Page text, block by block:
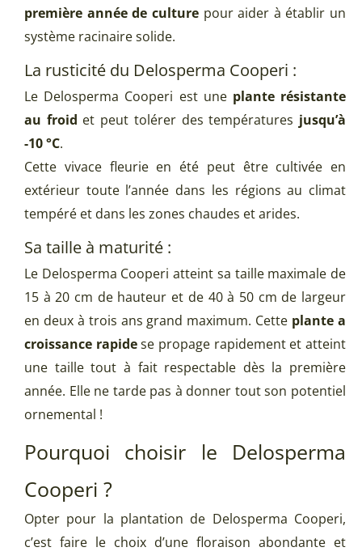
première année de culturepour aider à établir un
système racinaire solide.
La rusticité du Delosperma Cooperi :
Le Delosperma Cooperi est une plante résistante
au froid et peut tolérer des températures jusqu’à
-10 °C.
Cette vivace fleurie en été peut être cultivée en
extérieur toute l’année dans les régions au climat
tempéré et dans les zones chaudes et arides.
Sa taille à maturité :
Le Delosperma Cooperi atteint sa taille maximale de
15 à 20 cm de hauteur et de 40 à 50 cm de largeur
en deux à trois ans grand maximum. Cette plante a
croissance rapidese propage rapidement et atteint
une taille tout à fait respectable dès la première
année. Elle ne tarde pas à donner tout son potentiel
ornemental !
Pourquoi choisir le Delosperma
Cooperi ?
Opter pour la plantation de Delosperma Cooperi,
c’est faire le choix d’une floraison abondante et